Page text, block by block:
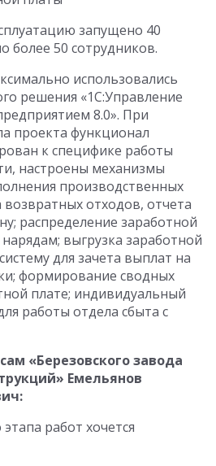
запущено 40
более 50 сотрудников.
использовались
решения «1С:Управление
8.0». При
проекта функционал
к специфике работы
настроены механизмы
производственных
отходов, отчета
распределение заработной
выгрузка заработной
для зачета выплат на
формирование сводных
плате; индивидуальный
работы отдела сбыта с
«Березовского завода
Емельянов
работ хочется